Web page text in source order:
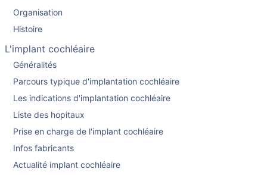
Organisation
Histoire
L'implant cochléaire
Généralités
Parcours typique d'implantation cochléaire
Les indications d'implantation cochléaire
Liste des hopitaux
Prise en charge de l'implant cochléaire
Infos fabricants
Actualité implant cochléaire